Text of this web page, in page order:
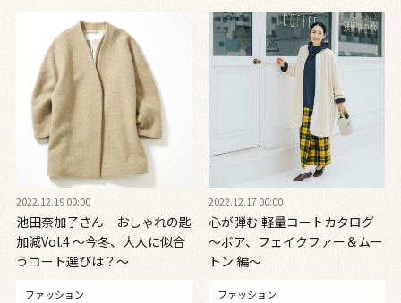
2022.12.19 00:00
池田奈加子さん おしゃれの匙
加減Vol.4 〜今冬、大人に似合
うコート選びは？〜
ファッション
2022.12.17 00:00
心が弾む 軽量コートカタログ
〜ボア、フェイクファー＆ムー
トン 編〜
ファッション